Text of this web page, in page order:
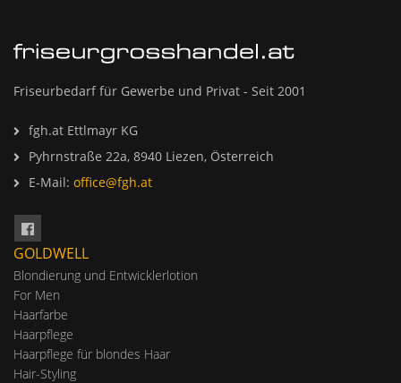
Friseurbedarf für Gewerbe und Privat - Seit 2001
fgh.at Ettlmayr KG
Pyhrnstraße 22a, 8940 Liezen, Österreich
E-Mail: office@fgh.at
GOLDWELL
Blondierung und Entwicklerlotion
For Men
Haarfarbe
Haarpflege
Haarpflege für blondes Haar
Hair-Styling